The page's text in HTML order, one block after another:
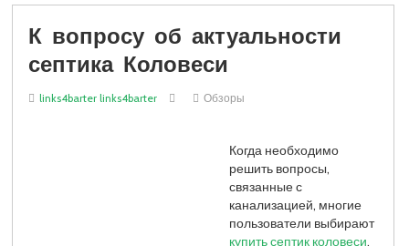
К вопросу об актуальности
септика Коловеси
links4barter links4barter Обзоры
Когда необходимо
решить вопросы,
связанные с
канализацией, многие
пользователи выбирают
купить септик коловеси.